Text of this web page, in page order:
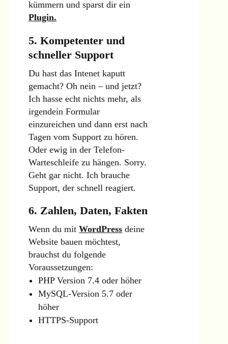
kümmern und sparst dir ein
Plugin.
5. Kompetenter und
schneller Support
Du hast das Intenet kaputt
gemacht? Oh nein – und jetzt?
Ich hasse echt nichts mehr, als
irgendein Formular
einzureichen und dann erst nach
Tagen vom Support zu hören.
Oder ewig in der Telefon-
Warteschleife zu hängen. Sorry.
Geht gar nicht. Ich brauche
Support, der schnell reagiert.
6. Zahlen, Daten, Fakten
Wenn du mitWordPress deine
Website bauen möchtest,
brauchst du folgende
Voraussetzungen:
PHP Version 7.4 oder höher
MySQL-Version 5.7 oder
höher
HTTPS-Support